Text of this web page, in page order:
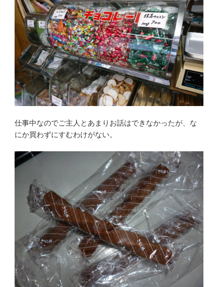
仕事中なのでご主人とあまりお話はできなかったが、な
にか買わずにすむわけがない。